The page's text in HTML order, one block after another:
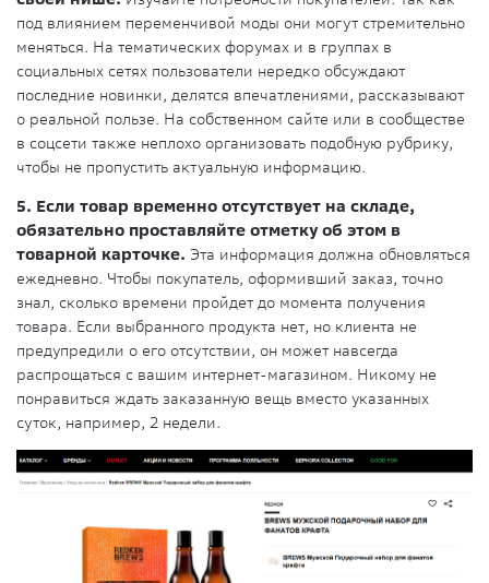
под влиянием переменчивой моды они могут стремительно
меняться. На тематических форумах и в группах в
социальных сетях пользователи нередко обсуждают
последние новинки, делятся впечатлениями, рассказывают
о реальной пользе. На собственном сайте или в сообществе
в соцсети также неплохо организовать подобную рубрику,
чтобы не пропустить актуальную информацию.
5. Если товар временно отсутствует на складе,
обязательно проставляйте отметку об этом в
товарной карточке. Эта информация должна обновляться
ежедневно. Чтобы покупатель, оформивший заказ, точно
знал, сколько времени пройдет до момента получения
товара. Если выбранного продукта нет, но клиента не
предупредили о его отсутствии, он может навсегда
распрощаться с вашим интернет-магазином. Никому не
понравиться ждать заказанную вещь вместо указанных
суток, например, 2 недели.